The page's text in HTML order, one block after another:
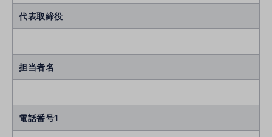
代表取締役
担当者名
電話番号1